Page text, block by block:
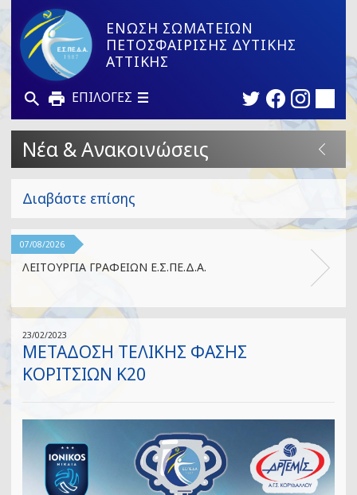
ΕΝΩΣΗ ΣΩΜΑΤΕΙΩΝ
ΠΕΤΟΣΦΑΙΡΙΣΗΣ ΔΥΤΙΚΗΣ
ΑΤΤΙΚΗΣ
ΕΠΙΛΟΓΕΣ
Νέα & Ανακοινώσεις
23/02/2023
ΜΕΤΑΔΟΣΗ ΤΕΛΙΚΗΣ ΦΑΣΗΣ
ΚΟΡΙΤΣΙΩΝ Κ20
Διαβάστε επίσης
07/08/2026
ΛΕΙΤΟΥΡΓΙΑ ΓΡΑΦΕΙΩΝ Ε.Σ.ΠΕ.Δ.Α.